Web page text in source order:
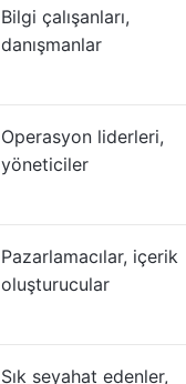
Bilgi çalışanları,
danışmanlar
Operasyon liderleri,
yöneticiler
Pazarlamacılar, içerik
oluşturucular
Sık seyahat edenler,